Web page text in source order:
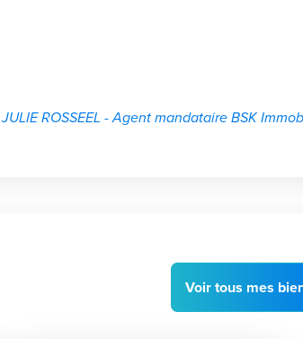
JULIE ROSSEEL - Agent mandataire BSK
Voirtous mes